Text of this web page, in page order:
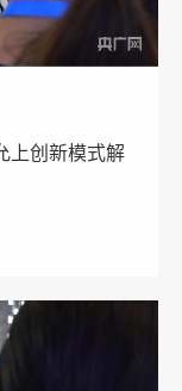
上创新模式解